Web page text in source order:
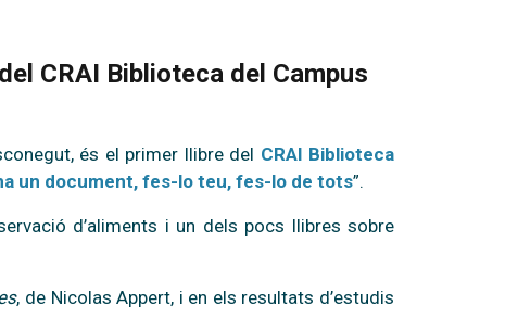
CRAI Biblioteca del Campus
és el primer llibre del CRAI Biblioteca
un document, fes-lo teu, fes-lo de tots”.
d’aliments i un dels pocs llibres sobre
, de Nicolas Appert, i en els resultats d’estudis